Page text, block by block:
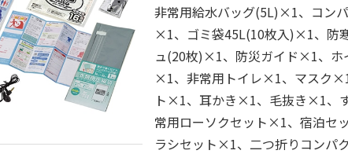
非常用給水バッグ(5L)×1、コン
×1、ゴミ袋45L(10枚入)×1、防
ュ(20枚)×1、防災ガイド×1、ホ
×1、非常用トイレ×1、マスク
ト×1、耳かき×1、毛抜き×1、
常用ローソクセット×1、宿泊
ラシセット×1、二つ折りコンパ